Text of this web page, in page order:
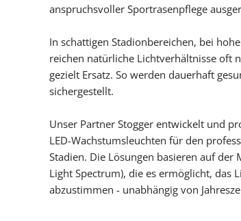
anspruchsvoller Sportrasenpflege
In schattigen Stadionbereichen, bei
reichen natürliche Lichtverhältnisse oft
gezielt Ersatz. So werden dauerhaft
sichergestellt.
Unser Partner Stogger entwickelt und
LED-Wachstumsleuchten für den
Stadien. Die Lösungen basieren auf der
Light Spectrum), die es ermöglicht, das
abzustimmen - unabhängig von